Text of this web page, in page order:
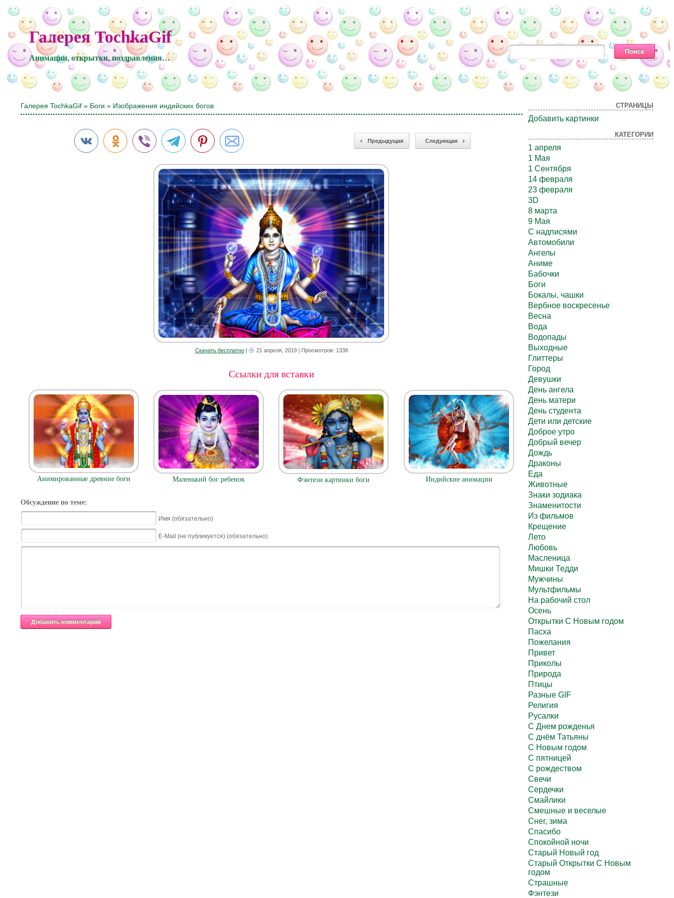
Галерея TochkaGif
Анимации, открытки, поздравления…
Галерея TochkaGif » Боги » Изображения индийских богов
Предыдущая Следующая
Скачать бесплатно| 21 апреля, 2019| Просмотров: 1338
Ссылки для вставки
Анимированные древние боги Маленький бог ребенок Фэнтези картинки боги Индийские анимации
Обсуждение по теме:
Имя (обязательно)
E-Mail (не публикуется) (обязательно)
СТРАНИЦЫ
Добавить картинки
КАТЕГОРИИ
1 апреля
1 Мая
1 Сентября
14 февраля
23 февраля
3D
8 марта
9 Мая
C надписями
Автомобили
Ангелы
Аниме
Бабочки
Боги
Бокалы, чашки
Вербное воскресенье
Весна
Вода
Водопады
Выходные
Глиттеры
Город
Девушки
День ангела
День матери
День студента
Дети или детские
Доброе утро
Добрый вечер
Дождь
Драконы
Еда
Животные
Знаки зодиака
Знаменитости
Из фильмов
Крещение
Лето
Любовь
Масленица
Мишки Тедди
Мужчины
Мультфильмы
На рабочий стол
Осень
Открытки С Новым годом
Пасха
Пожелания
Привет
Приколы
Природа
Птицы
Разные GIF
Религия
Русалки
С Днем рожденья
С днём Татьяны
С Новым годом
С пятницей
С рождеством
Свечи
Сердечки
Смайлики
Смешные и веселые
Снег, зима
Спасибо
Спокойной ночи
Старый Новый год
Старый Открытки С Новым
годом
Страшные
Фэнтези